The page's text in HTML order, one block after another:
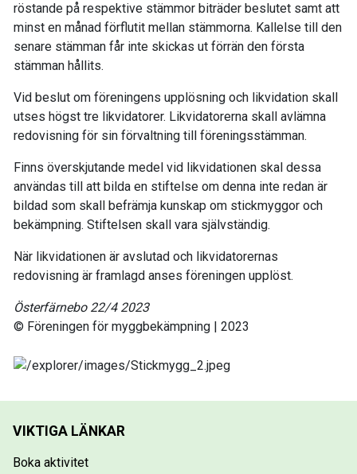
röstande på respektive stämmor biträder beslutet samt att
minst en månad förflutit mellan stämmorna. Kallelse till den
senare stämman får inte skickas ut förrän den första
stämman hållits.
Vid beslut om föreningens upplösning och likvidation skall
utses högst tre likvidatorer. Likvidatorerna skall avlämna
redovisning för sin förvaltning till föreningsstämman.
Finns överskjutande medel vid likvidationen skal dessa
användas till att bilda en stiftelse om denna inte redan är
bildad som skall befrämja kunskap om stickmyggor och
bekämpning. Stiftelsen skall vara självständig.
När likvidationen är avslutad och likvidatorernas
redovisning är framlagd anses föreningen upplöst.
Österfärnebo 22/4 2023
© Föreningen för myggbekämpning | 2023
VIKTIGA LÄNKAR
Boka aktivitet